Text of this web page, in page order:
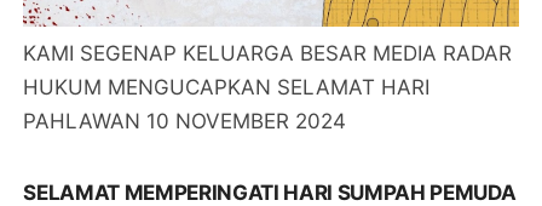
KAMI SEGENAP KELUARGA BESAR MEDIA RADAR
HUKUM MENGUCAPKAN SELAMAT HARI
PAHLAWAN 10 NOVEMBER 2024
SELAMAT MEMPERINGATI HARI SUMPAH PEMUDA